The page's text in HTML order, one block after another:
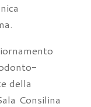
della
Consilina